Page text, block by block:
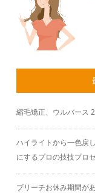
縮毛矯正、ウルバース
ハイライトから一色戻
にするプロの技技プロ
ブリーチお休み期間が